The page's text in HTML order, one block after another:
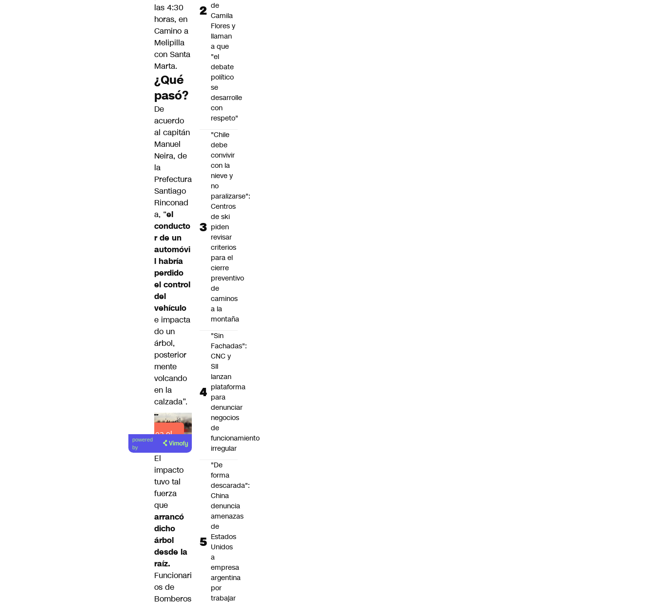
las 4:30
horas, en
Camino a
Melipilla
con Santa
Marta.
¿Qué
pasó?
De
acuerdo
al capitán
Manuel
Neira, de
la
Prefectura
Santiago
Rinconad
a, “el
conducto
r de un
automóvi
l habría
perdido
el control
del
vehículo
e impacta
do un
árbol,
posterior
mente
volcando
en la
calzada”.
Lea el
artículo
powered
by
El
impacto
tuvo tal
fuerza
que
arrancó
dicho
árbol
desde la
raíz.
Funcionari
os de
Bomberos
de
Camila
Flores y
llaman
a que
"el
debate
político
se
desarrolle
con
respeto"
"Chile
debe
convivir
con la
nieve y
no
paralizarse":
Centros
de ski
piden
revisar
criterios
para el
cierre
preventivo
de
caminos
a la
montaña
"Sin
Fachadas":
CNC y
SII
lanzan
plataforma
para
denunciar
negocios
de
funcionamiento
irregular
"De
forma
descarada":
China
denuncia
amenazas
de
Estados
Unidos
a
empresa
argentina
por
trabajar